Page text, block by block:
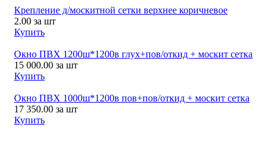
Крепление д/москитной сетки верхнее коричневое
2.00 за шт
Купить
Окно ПВХ 1200ш*1200в глух+пов/откид + москит сетка
15 000.00 за шт
Купить
Окно ПВХ 1000ш*1200в пов+пов/откид + москит сетка
17 350.00 за шт
Купить